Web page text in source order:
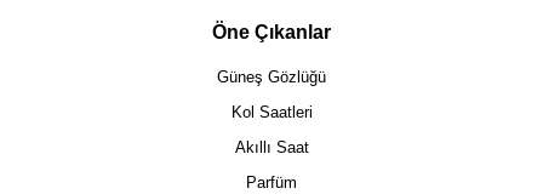
Öne Çıkanlar
Güneş Gözlüğü
Kol Saatleri
Akıllı Saat
Parfüm